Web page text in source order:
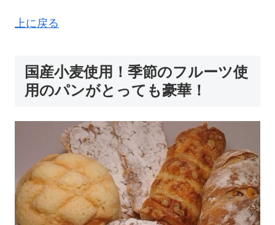
上に戻る
国産小麦使用！季節のフルーツ使
用のパンがとっても豪華！